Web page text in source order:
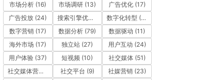
市场分析 (16) 市场调研 (13) 广告优化(17)
广告投放 (24) 搜索引擎优化 (41)数字化转型 (19)
数字营销 (17) 数据分析 (79) 数据驱动 (11)
海外市场 (17) 独立站 (27) 用户互动 (24)
用户体验 (37) 短视频 (10) 社交媒体(51)
社交媒体营销
社交平台 (9) 社媒营销(23)